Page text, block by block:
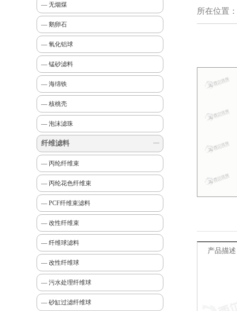
— 无烟煤
— 鹅卵石
— 氧化铝球
— 锰砂滤料
— 海绵铁
— 核桃壳
— 泡沫滤珠
纤维滤料
— 丙纶纤维束
— 丙纶花色纤维束
— PCF纤维束滤料
— 改性纤维束
— 纤维球滤料
— 改性纤维球
— 污水处理纤维球
— 砂缸过滤纤维球
所在位置：
产品描述